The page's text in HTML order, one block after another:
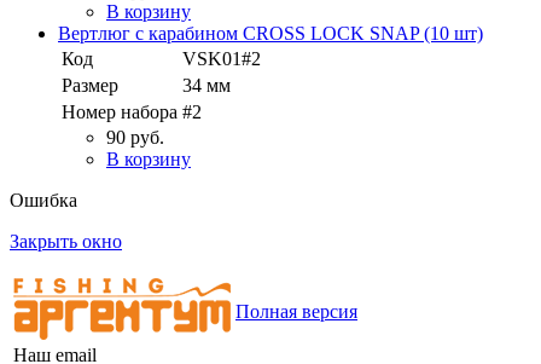
В корзину
Вертлюг с карабином CROSS LOCK SNAP (10 шт)
Код
VSK01#2
Размер
34 мм
Номер набора #2
90 руб.
В корзину
Ошибка
Закрыть окно
Наш email
Полная версия